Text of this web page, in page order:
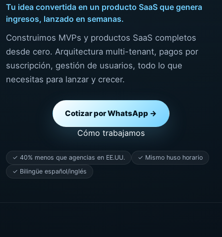
Tu idea convertida en un producto SaaS que genera
ingresos, lanzado en semanas.
Construimos MVPs y productos SaaS completos
desde cero. Arquitectura multi-tenant, pagos por
suscripción, gestión de usuarios, todo lo que
necesitas para lanzar y crecer.
Cotizar por WhatsApp →
Cómo trabajamos
✓ 40% menos que agencias en EE.UU.
✓ Mismo huso horario
✓ Bilingüe español/inglés